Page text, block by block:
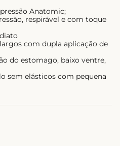
Anatomic;
respirável e com toque
com dupla aplicação de
do estomago, baixo ventre,
sem elásticos com pequena